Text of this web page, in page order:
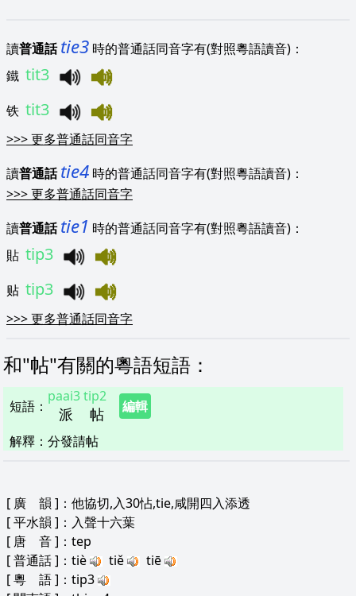
讀普通話 tie3 時的普通話同音字有(對照粵語讀音)：
鐵 tit3
铁 tit3
>>>更多普通話同音字
讀普通話 tie4 時的普通話同音字有(對照粵語讀音)：
>>>更多普通話同音字
讀普通話 tie1 時的普通話同音字有(對照粵語讀音)：
貼 tip3
贴 tip3
>>>更多普通話同音字
和"帖"有關的粵語短語 ：
短語 ： 派
paai3
帖
tip2
編輯
解釋 ： 分發請帖
[ 廣 韻 ]：他協切,入30怗,tie,咸開四入添透
[平水韻 ]：入聲十六葉
[ 唐 音]：tep
[普通話]：tiè tiě
tiē
[粵 語]：tip3